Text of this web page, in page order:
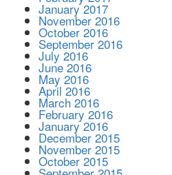
January 2017
November 2016
October 2016
September 2016
July 2016
June 2016
May 2016
April 2016
March 2016
February 2016
January 2016
December 2015
November 2015
October 2015